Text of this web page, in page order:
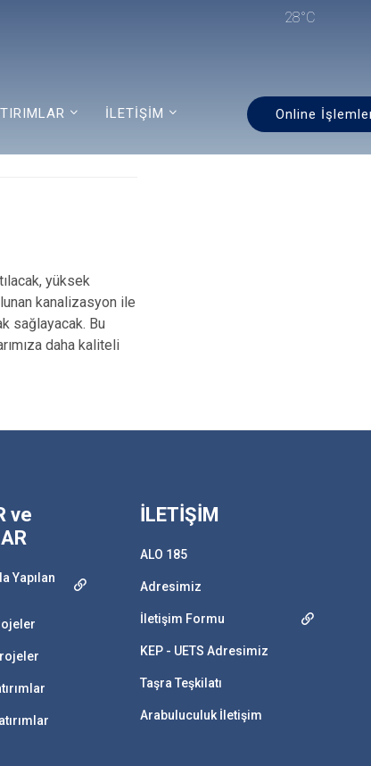
28°C
İLETİŞİM Online
yüksek
kanalizasyon ile
sağlayacak. Bu
daha kaliteli
ve
Yapılan
İLETİŞİM
ALO 185
Adresimiz
İletişim Formu
KEP - UETS Adresimiz
Taşra Teşkilatı
Arabuluculuk İletişim